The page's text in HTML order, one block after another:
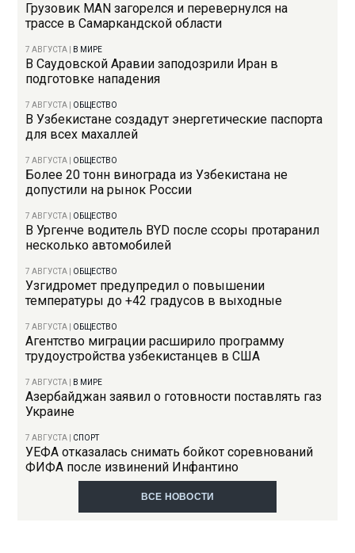
Грузовик MAN загорелся и перевернулся на
трассе в Самаркандской области
7 АВГУСТА В МИРЕ
В Саудовской Аравии заподозрили Иран в
подготовке нападения
7 АВГУСТА ОБЩЕСТВО
В Узбекистане создадут энергетические паспорта
для всех махаллей
7 АВГУСТА ОБЩЕСТВО
Более 20 тонн винограда из Узбекистана не
допустили на рынок России
7 АВГУСТА ОБЩЕСТВО
В Ургенче водитель BYD после ссоры протаранил
несколько автомобилей
7 АВГУСТА ОБЩЕСТВО
Узгидромет предупредил о повышении
температуры до +42 градусов в выходные
7 АВГУСТА ОБЩЕСТВО
Агентство миграции расширило программу
трудоустройства узбекистанцев в США
7 АВГУСТА В МИРЕ
Азербайджан заявил о готовности поставлять газ
Украине
7 АВГУСТА СПОРТ
УЕФА отказалась снимать бойкот соревнований
ФИФА после извинений Инфантино
ВСЕ НОВОСТИ